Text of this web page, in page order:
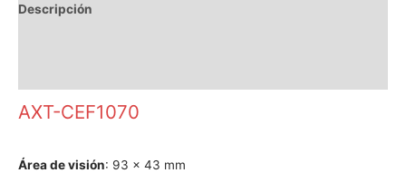
Descripción
AXT-CEF1070
Área de visión: 93 x 43 mm